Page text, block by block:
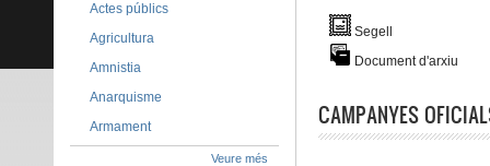
Segell
Document d'arxiu
CAMPANYES
Actes públics
Agricultura
Amnistia
Anarquisme
Armament
Veure més